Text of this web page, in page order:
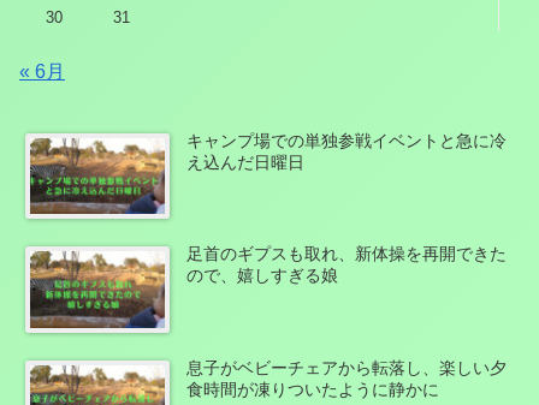
30
31
« 6月
キャンプ場での単独参戦イベントと急に冷
え込んだ日曜日
足首のギプスも取れ、新体操を再開できた
ので、嬉しすぎる娘
息子がベビーチェアから転落し、楽しい夕
食時間が凍りついたように静かに